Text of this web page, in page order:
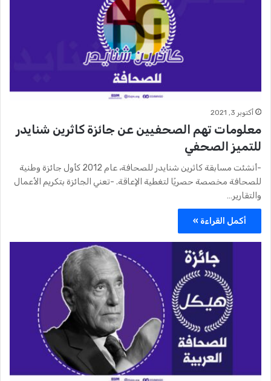
أكتوبر 3, 2021
معلومات تهم الصحفيين عن جائزة كاثرين شنايدر
للتميز الصحفي
-أنشئت مسابقة كاثرين شنايدر للصحافة، عام 2012 كأول جائزة وطنية
للصحافة مخصصة حصريًا لتغطية الإعاقة. -تعني الجائزة بتكريم الأعمال
والتقارير…
أكمل القراءة »